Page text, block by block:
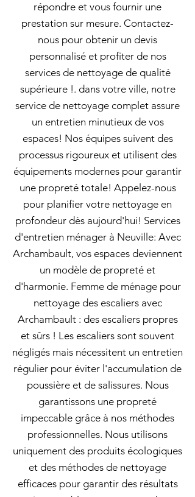
répondre et vous fournir une
prestation sur mesure. Contactez-
nous pour obtenir un devis
personnalisé et profiter de nos
services de nettoyage de qualité
supérieure !. dans votre ville, notre
service de nettoyage complet assure
un entretien minutieux de vos
espaces! Nos équipes suivent des
processus rigoureux et utilisent des
équipements modernes pour garantir
une propreté totale! Appelez-nous
pour planifier votre nettoyage en
profondeur dès aujourd'hui! Services
d'entretien ménager à Neuville: Avec
Archambault, vos espaces deviennent
un modèle de propreté et
d'harmonie. Femme de ménage pour
nettoyage des escaliers avec
Archambault : des escaliers propres
et sûrs ! Les escaliers sont souvent
négligés mais nécessitent un entretien
régulier pour éviter l'accumulation de
poussière et de salissures. Nous
garantissons une propreté
impeccable grâce à nos méthodes
professionnelles. Nous utilisons
uniquement des produits écologiques
et des méthodes de nettoyage
efficaces pour garantir des résultats